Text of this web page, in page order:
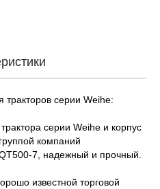
серии Weihe:
серии Weihe и корпус
компаний
7, надежный и прочный.
известной торговой